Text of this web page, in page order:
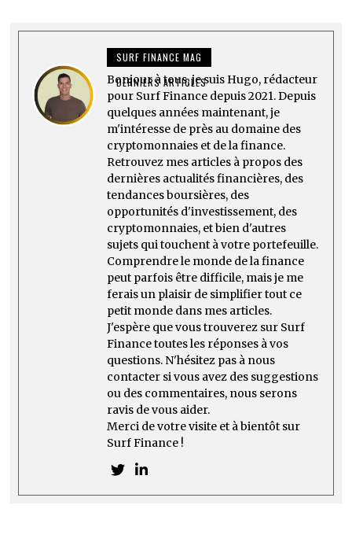
SURF FINANCE MAG
DERNIERS ARTICLES
Bonjour à tous, je suis Hugo, rédacteur
pour Surf Finance depuis 2021. Depuis
quelques années maintenant, je
m'intéresse de près au domaine des
cryptomonnaies et de la finance.
Retrouvez mes articles à propos des
dernières actualités financières, des
tendances boursières, des
opportunités d'investissement, des
cryptomonnaies, et bien d'autres
sujets qui touchent à votre portefeuille.
Comprendre le monde de la finance
peut parfois être difficile, mais je me
ferais un plaisir de simplifier tout ce
petit monde dans mes articles.
J'espère que vous trouverez sur Surf
Finance toutes les réponses à vos
questions. N'hésitez pas à nous
contacter si vous avez des suggestions
ou des commentaires, nous serons
ravis de vous aider.
Merci de votre visite et à bientôt sur
Surf Finance !